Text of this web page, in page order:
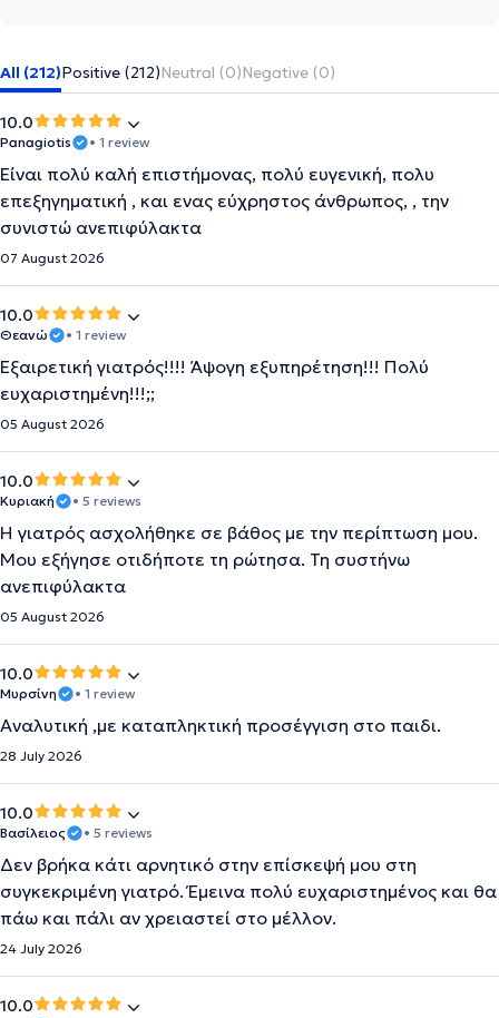
All (212)Positive (212)Neutral (0)Negative (0)
10.0
Panagiotis • 1 review
Είναι πολύ καλή επιστήμονας, πολύ ευγενική, πολυ
επεξηγηματική , και ενας εύχρηστος άνθρωπος, , την
συνιστώ ανεπιφύλακτα
07 August 2026
10.0
Θεανώ • 1 review
Εξαιρετική γιατρός!!!! Άψογη εξυπηρέτηση!!! Πολύ
ευχαριστημένη!!!;;
05 August 2026
10.0
Κυριακή • 5 reviews
Η γιατρός ασχολήθηκε σε βάθος με την περίπτωση μου.
Μου εξήγησε οτιδήποτε τη ρώτησα. Τη συστήνω
ανεπιφύλακτα
05 August 2026
10.0
Μυρσίνη • 1 review
Αναλυτική ,με καταπληκτική προσέγγιση στο παιδι.
28 July 2026
10.0
Βασίλειος • 5 reviews
Δεν βρήκα κάτι αρνητικό στην επίσκεψή μου στη
συγκεκριμένη γιατρό. Έμεινα πολύ ευχαριστημένος και θα
πάω και πάλι αν χρειαστεί στο μέλλον.
24 July 2026
10.0